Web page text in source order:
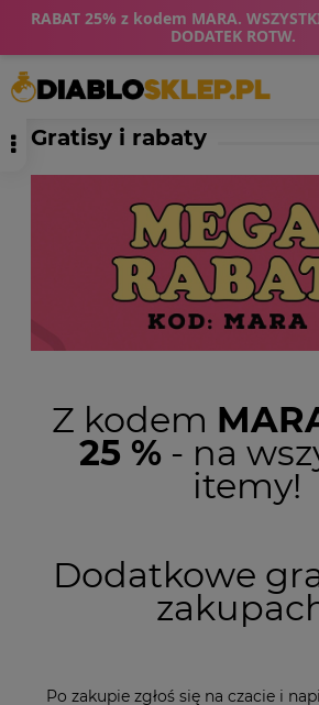
RABAT 25% z kodem MARA.
DODATEK ROTW.
Gratisy i rabaty
Z kodem
25 % - na
itemy!
Dodatkowe
Po zakupie zgłoś się na czacie i